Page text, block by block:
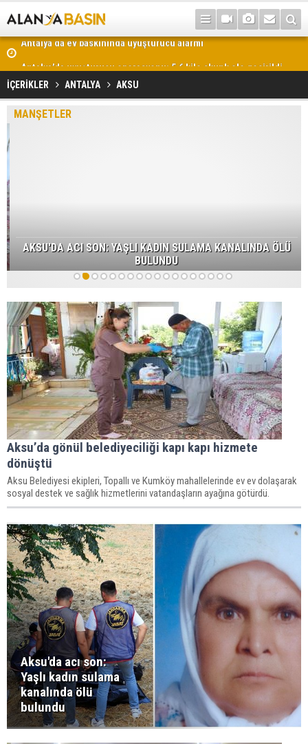
İÇERİKLER ANTALYA AKSU
MANŞETLER
AKSU'DA ACI SON: YAŞLI KADIN SULAMA KANALINDA ÖLÜ
BULUNDU
2 3 4 5 6 7 8 9 101112131415161718
Aksu’da gönül belediyeciliği kapı kapı hizmete
dönüştü
Aksu Belediyesi ekipleri, Topallı ve Kumköy mahallelerinde ev ev dolaşarak
sosyal destek ve sağlık hizmetlerini vatandaşların ayağına götürdü.
Aksu'da acı son:
Yaşlı kadın sulama
kanalında ölü
bulundu